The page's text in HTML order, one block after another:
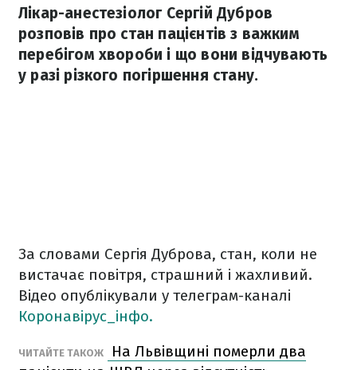
Лікар-анестезіолог Сергій Дубров
розповів про стан пацієнтів з важким
перебігом хвороби і що вони відчувають
у разі різкого погіршення стану.
За словами Сергія Дуброва, стан, коли не
вистачає повітря, страшний і жахливий.
Відео опублікували у телеграм-каналі
Коронавірус_інфо.
ЧИТАЙТЕ ТАКОЖ
На Львівщині померли два